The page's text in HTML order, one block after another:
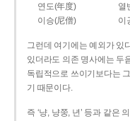
연도(年度) 열
이승(尼僧)
이
그런데 여기에는 예외가 있
있더라도 의존 명사에는 두
독립적으로 쓰이기보다는
기 때문이다.
즉 ‘냥, 냥쭝, 년’ 등과 같은